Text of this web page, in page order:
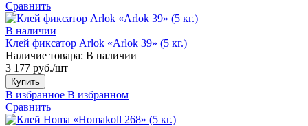
Сравнить
В наличии
Клей фиксатор Arlok «Arlok 39» (5 кг.)
Наличие товара: В наличии
3 177 руб./шт
Купить
В избранное В избранном
Сравнить